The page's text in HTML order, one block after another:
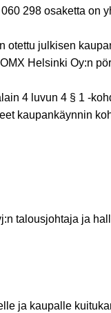
298 osaketta on
otettu julkisen
Helsinki Oy:n
4 luvun 4 § 1 -
kaupankäynnin
talousjohtaja ja
ja kaupalle